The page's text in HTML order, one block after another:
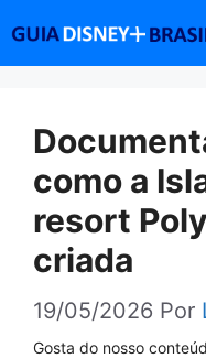
conteúdo
como a
resort
criada
19/05/2026 Por
Gosta do nosso